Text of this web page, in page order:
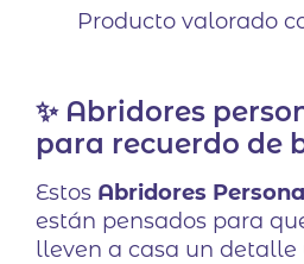
Producto valorado
✨ Abridores
para recuerdo de
Estos Abridores
están pensados para
lleven a casa un